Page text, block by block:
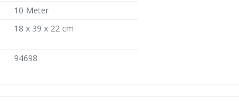
10 Meter
18 x 39 x 22 cm
94698